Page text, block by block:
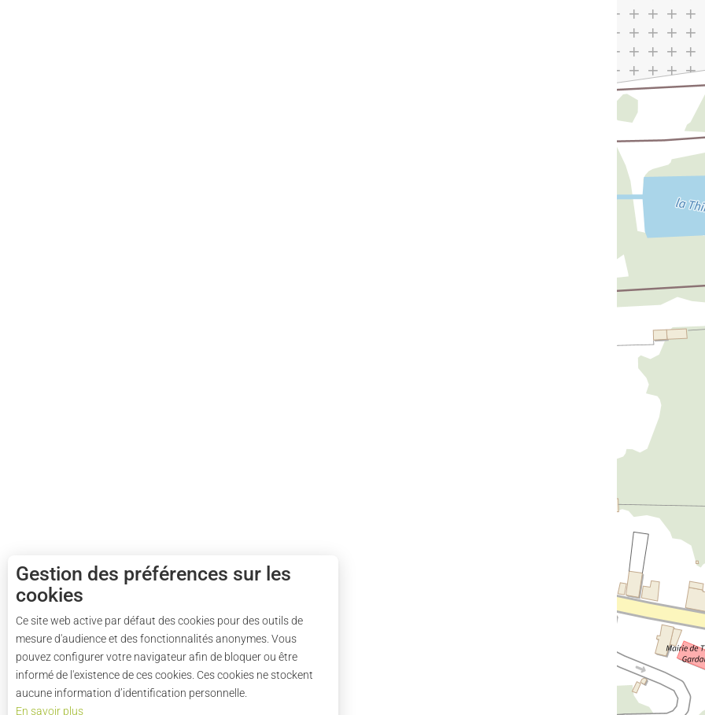
Gestion des préférences sur les
cookies
Ce site web active par défaut des cookies pour des outils de
mesure d'audience et des fonctionnalités anonymes. Vous
pouvez configurer votre navigateur afin de bloquer ou être
informé de l'existence de ces cookies. Ces cookies ne stockent
aucune information d’identification personnelle.
En savoir plus